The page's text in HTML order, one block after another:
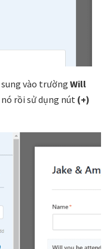
vào trường Will
nó rồi sử dụng nút (+)